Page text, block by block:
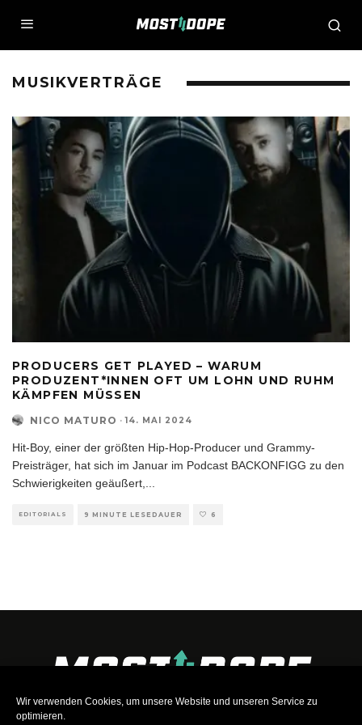
Wir verwenden Cookies, um unsere Website und unseren Service zu
optimieren.
MUSIKVERTRÄGE
PRODUCERS GET PLAYED – WARUM
PRODUZENT*INNEN OFT UM LOHN UND RUHM
KÄMPFEN MÜSSEN
NICO MATURO · 14. MAI 2024
Hit-Boy, einer der größten Hip-Hop-Producer und Grammy-
Preisträger, hat sich im Januar im Podcast BACKONFIGG zu den
Schwierigkeiten geäußert,
EDITORIALS 9 MINUTE LESEDAUER 6